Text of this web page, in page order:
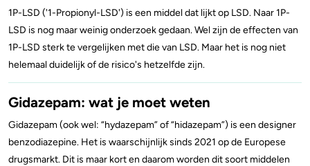
1P-LSD ('1-Propionyl-LSD') is een middel dat lijkt op LSD. Naar 1P-
LSD is nog maar weinig onderzoek gedaan. Wel zijn de effecten van
1P-LSD sterk te vergelijken met die van LSD. Maar het is nog niet
helemaal duidelijk of de risico's hetzelfde zijn.
Gidazepam: wat je moet weten
Gidazepam (ook wel: “hydazepam” of “hidazepam”) is een designer
benzodiazepine. Het is waarschijnlijk sinds 2021 op de Europese
drugsmarkt. Dit is maar kort en daarom worden dit soort middelen